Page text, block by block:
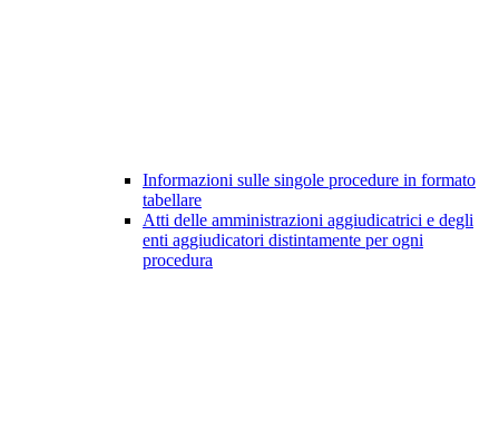
Informazioni sulle singole procedure in formato
tabellare
Atti delle amministrazioni aggiudicatrici e degli
enti aggiudicatori distintamente per ogni
procedura